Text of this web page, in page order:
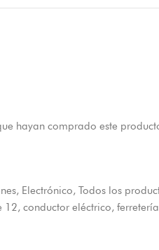
hayan comprado este
, Electrónico, Todos los
12, conductor eléctrico,